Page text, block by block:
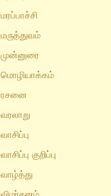
மரப்பாச்சி
மருத்துவம்
முன்னுரை
மொழியாக்கம்
ரசனை
வரலாறு
வாசிப்பு
வாசிப்பு குறிப்பு
வாழ்த்து